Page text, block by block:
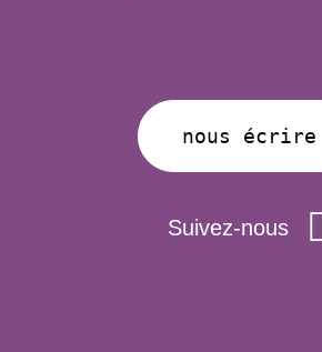
nous écrire
Suivez-nous